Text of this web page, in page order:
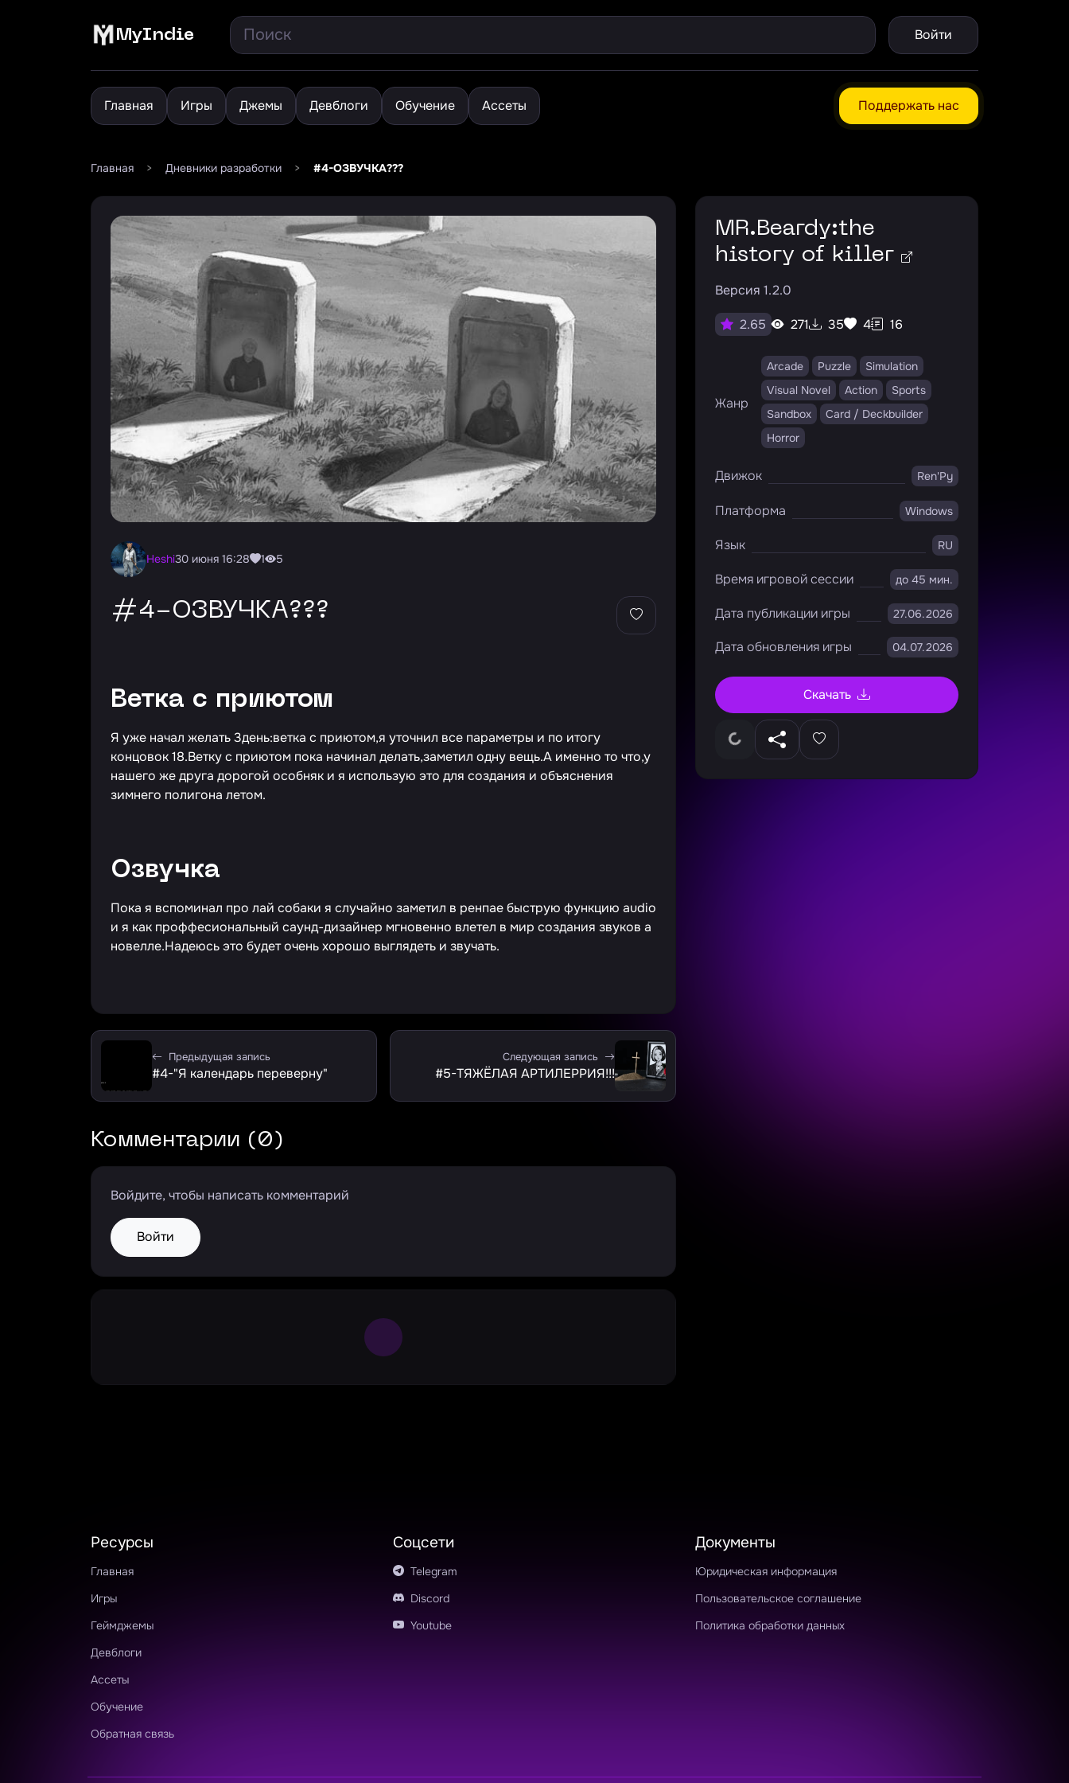
MyIndie Войти
Главная Игры Джемы Девблоги Обучение Ассеты Поддержать нас
Главная > Дневники разработки > #4-ОЗВУЧКА???
Heshi30 июня 16:28 1 5
#4-ОЗВУЧКА???
Ветка с приютом
Я уже начал желать 3день:ветка с приютом,я уточнил все параметры и по итогу
концовок 18.Ветку с приютом пока начинал делать,заметил одну вещь.А именно то что,у
нашего же друга дорогой особняк и я использую это для создания и объяснения
зимнего полигона летом.
Озвучка
Пока я вспоминал про лай собаки я случайно заметил в ренпае быструю функцию audio
и я как проффесиональный саунд-дизайнер мгновенно влетел в мир создания звуков а
новелле.Надеюсь это будет очень хорошо выглядеть и звучать.
Предыдущая запись
#4-"Я календарь переверну"
Следующая запись
#5-ТЯЖЁЛАЯ АРТИЛЕРРИЯ!!!
Комментарии (0)
Войдите, чтобы написать комментарий
Войти
Large Spinner
MR.Beardy:the
history of killer
Версия 1.2.0
2.65 271 35 4 16
Жанр
Arcade Puzzle
Simulation
Visual Novel
Action
Sports
Sandbox
Card / Deckbuilder
Horror
Движок Ren'Py
Платформа Windows
Язык RU
Время игровой сессии до 45 мин.
Дата публикации игры 27.06.2026
Дата обновления игры 04.07.2026
Скачать
Ресурсы
Главная
Игры
Геймджемы
Девблоги
Ассеты
Обучение
Обратная связь
Соцсети
Telegram
Discord
Youtube
Документы
Юридическая информация
Пользовательское соглашение
Политика обработки данных